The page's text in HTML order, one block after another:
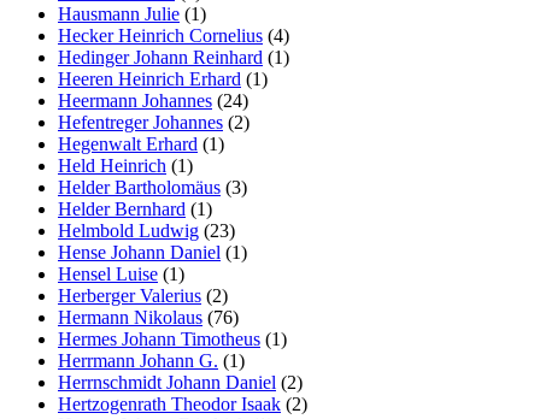
Hausmann Julie (1)
Hecker Heinrich Cornelius (4)
Hedinger Johann Reinhard (1)
Heeren Heinrich Erhard (1)
Heermann Johannes (24)
Hefentreger Johannes (2)
Hegenwalt Erhard (1)
Held Heinrich (1)
Helder Bartholomäus (3)
Helder Bernhard (1)
Helmbold Ludwig (23)
Hense Johann Daniel (1)
Hensel Luise (1)
Herberger Valerius (2)
Hermann Nikolaus (76)
Hermes Johann Timotheus (1)
Herrmann Johann G. (1)
Herrnschmidt Johann Daniel (2)
Hertzogenrath Theodor Isaak (2)